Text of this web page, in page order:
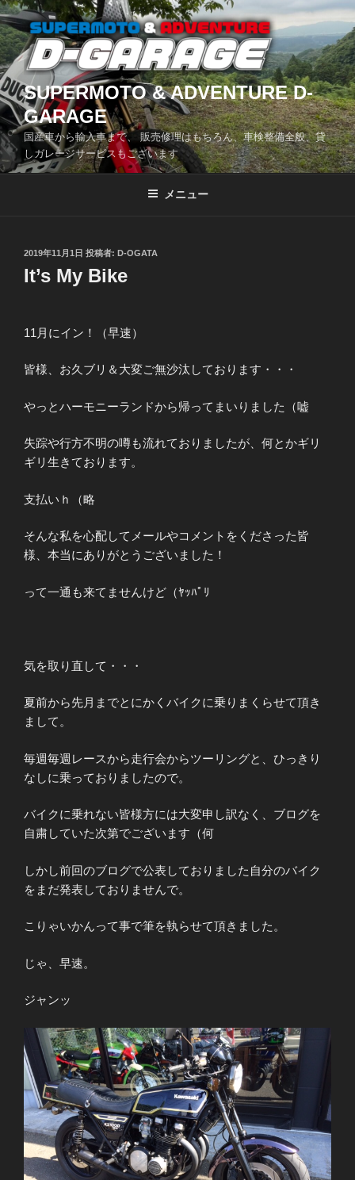
コ
ン
テ
ン
ツ
へ
ス
キ
ッ
SUPERMOTO & ADVENTURE D-
GARAGE
国産車から輸入車まで、 販売修理はもちろん、車検整備全般、貸
しガレージサービスもございます
メニュー
投
稿
日:
2019年11月1日 投稿者: D-OGATA
It’s My Bike
11月にイン！（早速）
皆様、お久ブリ＆大変ご無沙汰しております・・・
やっとハーモニーランドから帰ってまいりました（嘘
失踪や行方不明の噂も流れておりましたが、何とかギリ
ギリ生きております。
支払いｈ（略
そんな私を心配してメールやコメントをくださった皆
様、本当にありがとうございました！
って一通も来てませんけど（ﾔｯﾊﾟﾘ
気を取り直して・・・
夏前から先月までとにかくバイクに乗りまくらせて頂き
まして。
毎週毎週レースから走行会からツーリングと、ひっきり
なしに乗っておりましたので。
バイクに乗れない皆様方には大変申し訳なく、ブログを
自粛していた次第でございます（何
しかし前回のブログで公表しておりました自分のバイク
をまだ発表しておりませんで。
こりゃいかんって事で筆を執らせて頂きました。
じゃ、早速。
ジャンッ